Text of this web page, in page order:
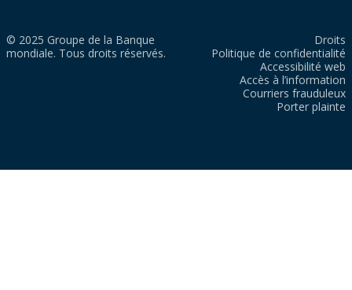
© 2025 Groupe de la Banque
mondiale. Tous droits réservés.
Droits
Politique de confidentialité
Accessibilité web
Accès à l’information
Courriers frauduleux
Porter plainte